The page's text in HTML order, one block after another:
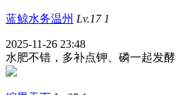
蓝鲸水务温州 Lv.17 1
2025-11-26 23:48
水肥不错，多补点钾、磷一起发酵